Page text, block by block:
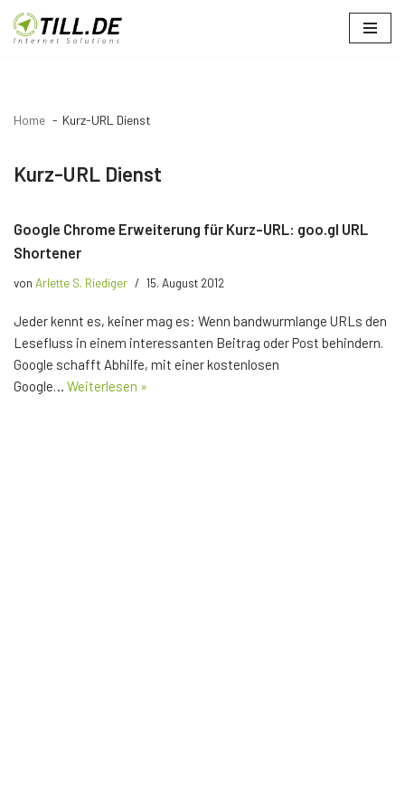
Zum
Home Kurz-URL Dienst
Kurz-URL Dienst
Google Chrome Erweiterung für Kurz-URL: goo.gl URL
Shortener
von Arlette S. Riediger 15. August 2012
Jeder kennt es, keiner mag es: Wenn bandwurmlange URLs den
Lesefluss in einem interessanten Beitrag oder Post behindern.
Google schafft Abhilfe, mit einer kostenlosen
Google… Weiterlesen »